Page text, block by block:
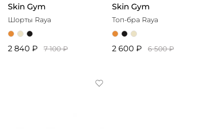
Skin Gym
Шорты Raya
2 840 ₽ 7 100 ₽
Skin Gym
Топ-бра Raya
2 600 ₽ 6 500 ₽